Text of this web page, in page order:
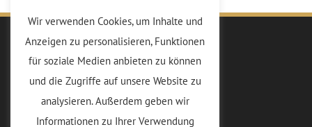
Kiwanis
Mitglieder
Wir verwenden Cookies, um Inhalte und
Anzeigen zu personalisieren, Funktionen
für soziale Medien anbieten zu können
und die Zugriffe auf unsere Website zu
analysieren. Außerdem geben wir
Informationen zu Ihrer Verwendung